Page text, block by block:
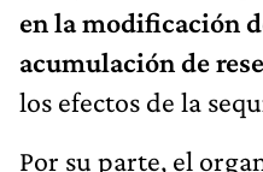
en la modificación
acumulación de
los efectos de la
Por su parte, el